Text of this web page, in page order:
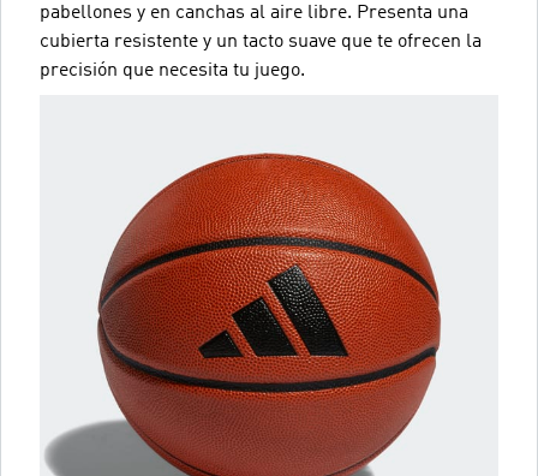
pabellones y en canchas al aire libre. Presenta una
cubierta resistente y un tacto suave que te ofrecen la
precisión que necesita tu juego.